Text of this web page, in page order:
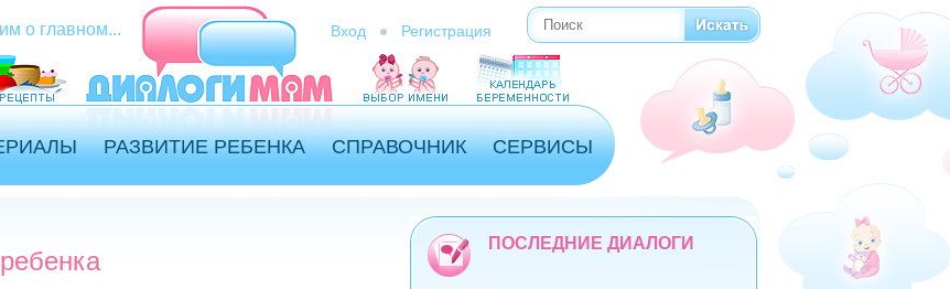
о главном... Вход Регистрация Форма поиска
Поиск
РАЗВИТИЕ РЕБЕНКА СПРАВОЧНИК СЕРВИСЫ
ПОСЛЕДНИЕ ДИАЛОГИ